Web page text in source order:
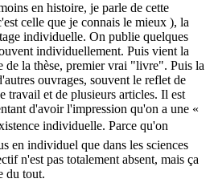
en histoire, je parle de cette
celle que je connais le mieux ), la
individuelle. On publie quelques
individuellement. Puis vient la
de la thèse, premier vrai "livre". Puis la
ouvrages, souvent le reflet de
travail et de plusieurs articles. Il est
d'avoir l'impression qu'on a une «
individuelle. Parce qu'on
en individuel que dans les sciences
n'est pas totalement absent, mais ça
du tout.